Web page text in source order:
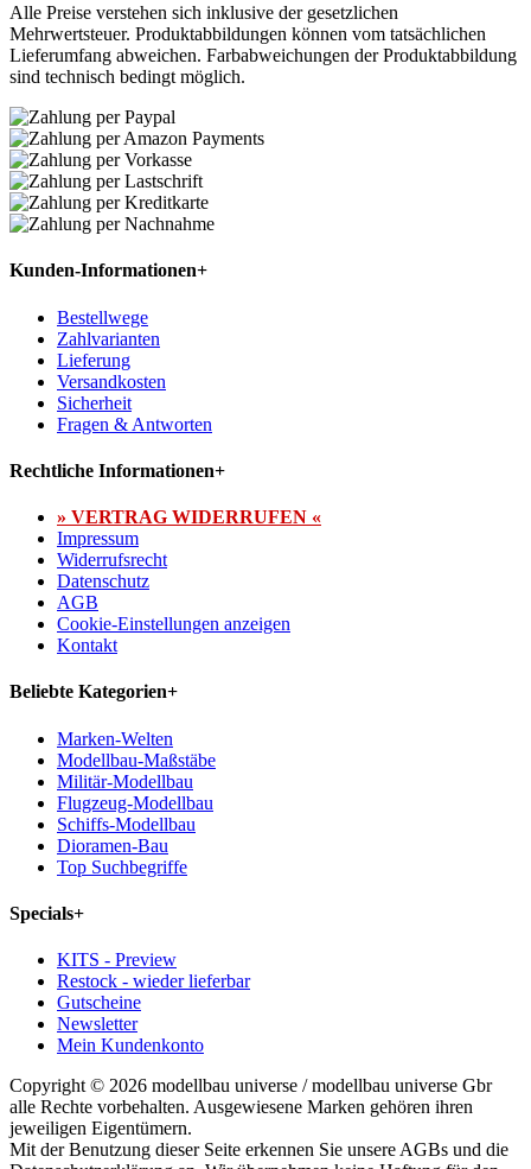
Alle Preise verstehen sich inklusive der gesetzlichen
Mehrwertsteuer. Produktabbildungen können vom tatsächlichen
Lieferumfang abweichen. Farbabweichungen der Produktabbildung
sind technisch bedingt möglich.
Kunden-Informationen+
Bestellwege
Zahlvarianten
Lieferung
Versandkosten
Sicherheit
Fragen & Antworten
Rechtliche Informationen+
» VERTRAG WIDERRUFEN «
Impressum
Widerrufsrecht
Datenschutz
AGB
Cookie-Einstellungen anzeigen
Kontakt
Beliebte Kategorien+
Marken-Welten
Modellbau-Maßstäbe
Militär-Modellbau
Flugzeug-Modellbau
Schiffs-Modellbau
Dioramen-Bau
Top Suchbegriffe
Specials+
KITS - Preview
Restock - wieder lieferbar
Gutscheine
Newsletter
Mein Kundenkonto
Copyright © 2026 modellbau universe / modellbau universe Gbr
alle Rechte vorbehalten. Ausgewiesene Marken gehören ihren
jeweiligen Eigentümern.
Mit der Benutzung dieser Seite erkennen Sie unsere AGBs und die